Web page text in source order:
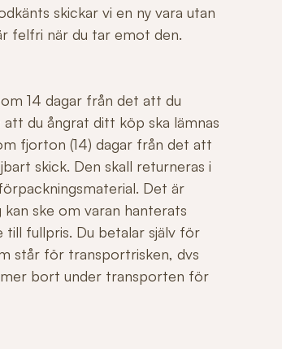
skickar vi en ny vara utan
felfri när du tar emot den.
14 dagar från det att du
du ångrat ditt köp ska lämnas
fjorton (14) dagar från det att
skick. Den skall returneras i
Det är
ske om varan hanterats
fullpris. Du betalar själv för
står för transportrisken, dvs
bort under transporten för